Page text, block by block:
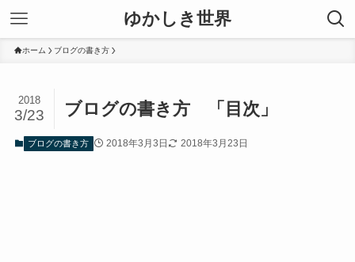
ゆかしき世界
ホーム ブログの書き方
ブログの書き方 「目次」
2018
3/23
ブログの書き方 2018年3月3日 2018年3月23日